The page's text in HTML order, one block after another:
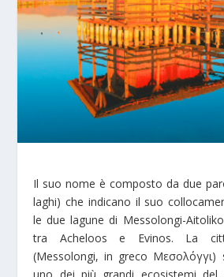
Il suo nome è composto da due
laghi) che indicano il suo
le due lagune di Messolongi-
tra Acheloos e Evinos. La
(Messolongi, in greco